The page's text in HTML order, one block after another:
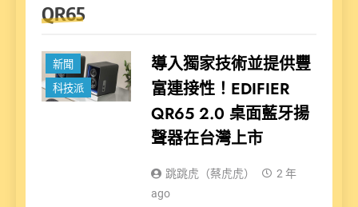
QR65
新聞
科技派
導入獨家技術並提供豐
富連接性！EDIFIER
QR65 2.0 桌面藍牙揚
聲器在台灣上市
跳跳虎（蔡虎虎）
2 年
ago